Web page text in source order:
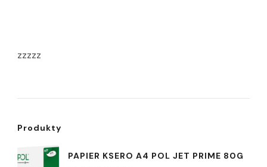
zzzzz
Produkty
PAPIER KSERO A4 POL JET PRIME 80G